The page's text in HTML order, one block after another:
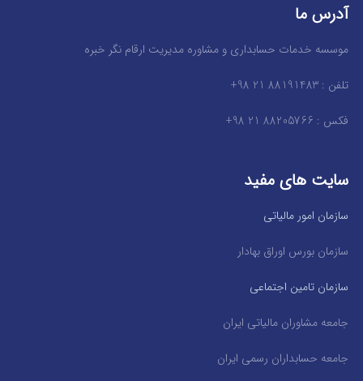
آدرس ما
موسسه خدمات حسابداری و مشاوره مدیریت ارقام نگر خبره
تلفن : 88191483 21 98+
فکس : 88205766 21 98+
سایت های مفید
سازمان امور مالیاتی
سازمان بورس اوراق بهادار
سازمان تامین اجتماعی
جامعه مشاوران مالیاتی ایران
جامعه حسابداران رسمی ایران